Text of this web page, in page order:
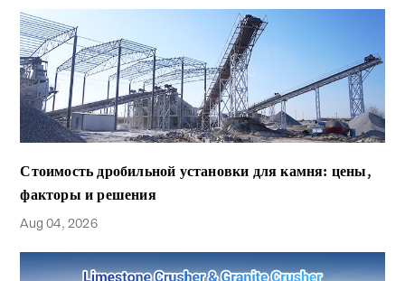
Стоимость дробильной установки для камня: цены,
факторы и решения
Aug 04, 2026